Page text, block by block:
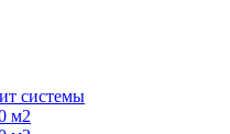
системы
м2